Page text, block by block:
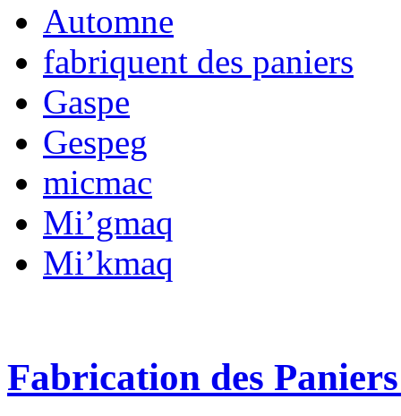
Automne
fabriquent des paniers
Gaspe
Gespeg
micmac
Mi’gmaq
Mi’kmaq
Fabrication des